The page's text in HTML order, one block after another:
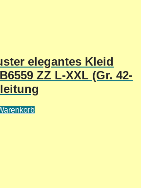
elegantes Kleid
ZZ L-XXL (Gr. 42-